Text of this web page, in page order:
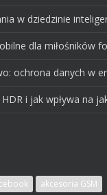
w dziedzinie
dla miłośników
ochrona danych w
i jak wpływa na
akcesoria GSM